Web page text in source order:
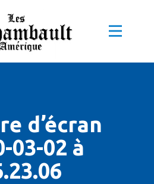
d’écran
03-02 à